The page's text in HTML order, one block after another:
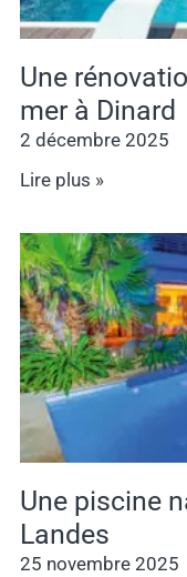
Une
mer à Dinard
2 décembre 2025
Lire plus »
Une piscine
Landes
25 novembre 2025